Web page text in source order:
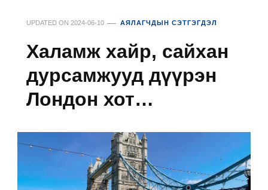
UPDATED ON 2024-06-10 АЯЛАГЧДЫН СЭТГЭГДЭЛ
Халамж хайр, сайхан
дурсамжууд дүүрэн
Лондон хот…